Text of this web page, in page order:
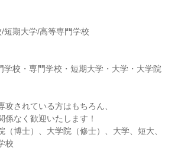
短期大学/高等専門学校
学校・専門学校・短期大学・大学・大学院
されている方はもちろん、
係なく歓迎いたします！
（博士）、大学院（修士）、大学、短大、
校